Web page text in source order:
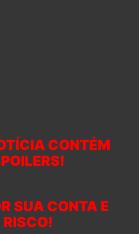
CONTÉM
SUA CONTA E
RISCO!